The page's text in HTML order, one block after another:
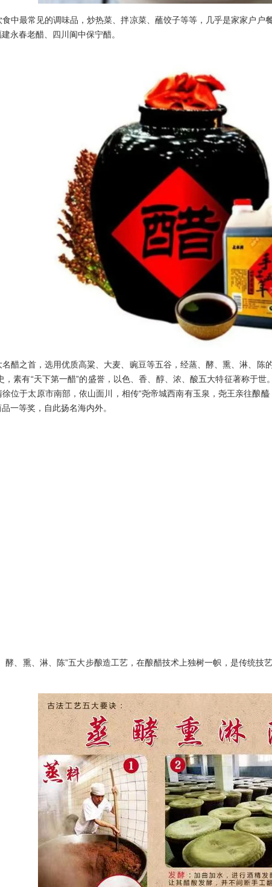
最常见的调味品，炒热菜、拌凉菜、蘸饺子等等，几乎是家家户户
永春老醋、四川阆中保宁醋。
之首，选用优质高粱、大麦、豌豆等五谷，经蒸、酵、熏、淋、陈
素有“天下第一醋”的盛誉，以色、香、醇、浓、酸五大特征著称于世
位于太原市南部，依山面川，相传“尧帝城西南有玉泉，尧王亲往酿
一等奖，自此扬名海内外。
、熏、淋、陈”五大步酿造工艺，在酿醋技术上独树一帜，是传统技